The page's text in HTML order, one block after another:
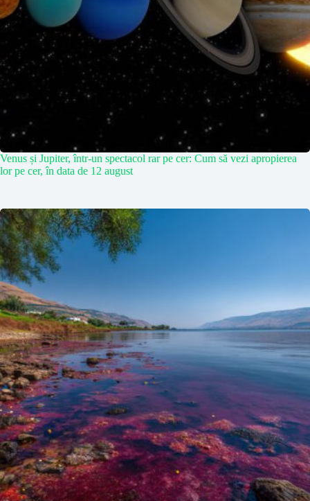
Venus și Jupiter, într-un spectacol rar pe cer: Cum să vezi apropierea
lor pe cer, în data de 12 august